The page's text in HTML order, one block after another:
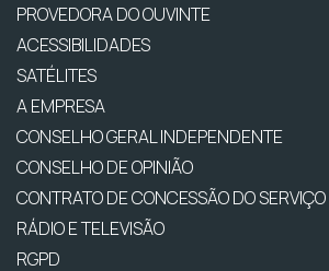
PROVEDORA DO OUVINTE
ACESSIBILIDADES
SATÉLITES
A EMPRESA
CONSELHO GERAL INDEPENDENTE
CONSELHO DE OPINIÃO
CONTRATO DE CONCESSÃO DO
RÁDIO E TELEVISÃO
RGPD